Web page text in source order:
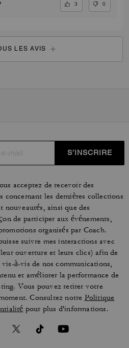
3 0
LES AVIS
S’INSCRIRE
acceptez de recevoir des
concernant les dernières collections
nouveautés, ainsi que des
de participer aux événements,
organisés par Coach.
suivre mes interactions avec
ouverture et leurs clics) afin de
vis-à-vis de nos communications,
et améliorer la performance de
Vous pouvez retirer votre
Consultez notre Politique
pour plus d'informations.